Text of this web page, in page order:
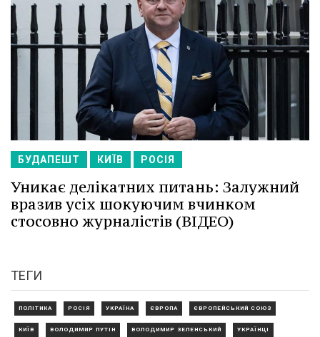
БУДАПЕШТ КИЇВ РОСІЯ
Уникає делікатних питань: Залужний
вразив усіх шокуючим вчинком
стосовно журналістів (ВІДЕО)
ТЕГИ
ПОЛІТИКА РОСІЯ УКРАЇНА ЄВРОПА ЄВРОПЕЙСЬКИЙ СОЮЗ
КИЇВ ВОЛОДИМИР ПУТІН ВОЛОДИМИР ЗЕЛЕНСЬКИЙ УКРАЇНЦІ